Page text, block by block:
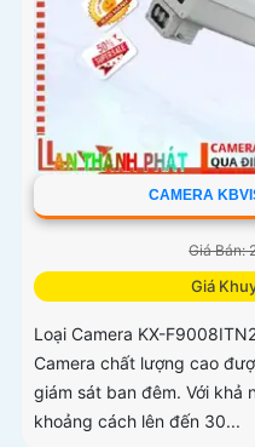
CAMERA
Giá Bán:
Giá
Loại Camera KX-
Camera chất lượng cao
giám sát ban đêm. Với khả
khoảng cách lên đến 30...